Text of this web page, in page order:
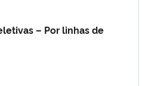
– Por linhas de